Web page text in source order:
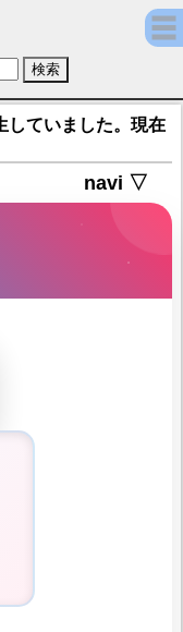
ミストトレイン
していました。現在
navi ▽